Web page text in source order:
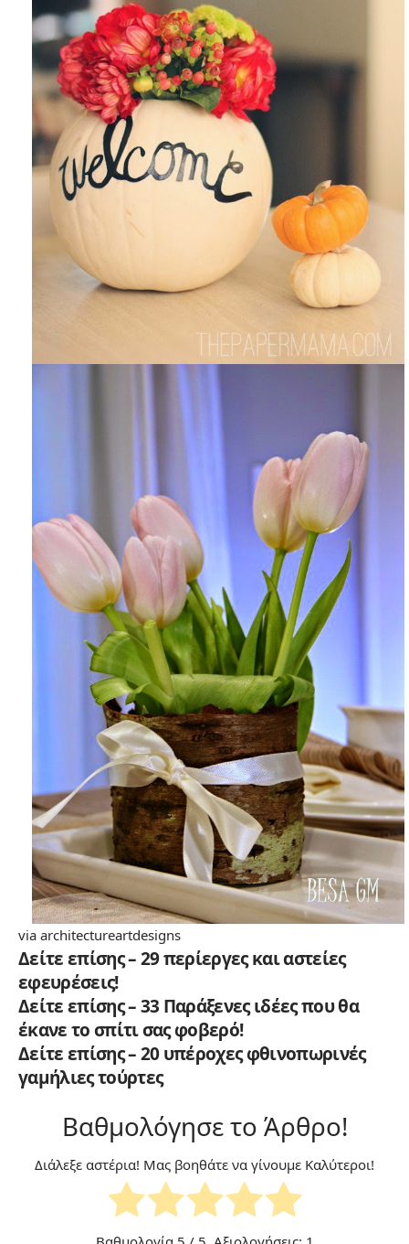
via architectureartdesigns
Δείτε επίσης – 29 περίεργες και αστείες
εφευρέσεις!
Δείτε επίσης – 33 Παράξενες ιδέες που θα
έκανε το σπίτι σας φοβερό!
Δείτε επίσης – 20 υπέροχες φθινοπωρινές
γαμήλιες τούρτες
Βαθμολόγησε το Άρθρο!
Διάλεξε αστέρια! Μας βοηθάτε να γίνουμε Καλύτεροι!